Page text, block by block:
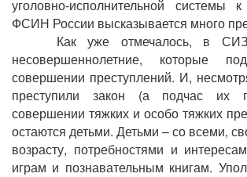
уголовно-исполнительной
ФСИН России высказывается много
Как уже отмечалось, в
несовершеннолетние, которые
совершении преступлений. И,
преступили закон (а подчас их
совершении тяжких и особо тяжких
остаются детьми. Детьми – со всеми,
возрасту, потребностями и
играм и познавательным книгам.